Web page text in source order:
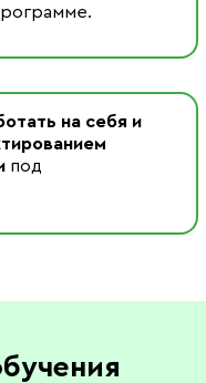
на себя и
под